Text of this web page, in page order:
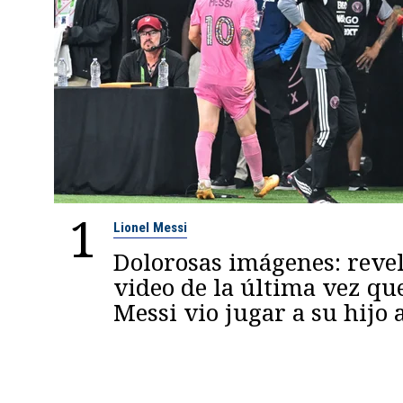
1 Lionel Messi
Dolorosas imágenes:
video de la última vez
Messi vio jugar a su hijo